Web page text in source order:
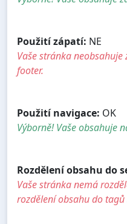
Použití zápatí: NE
Vaše stránka
footer.
Použití navigace: OK
Výborně! Vaše obsahuje
Rozdělení obsahu do
Vaše stránka nemá
rozdělení obsahu do tagů